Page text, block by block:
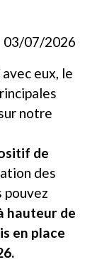
03/07/2026
eux, le
notre
de
des
pouvez
hauteur de
en place